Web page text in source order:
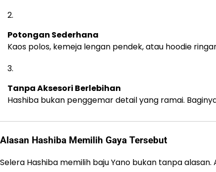
Potongan Sederhana
Kaos polos, kemeja lengan pendek, atau hoodie
Tanpa Aksesori Berlebihan
Hashiba bukan penggemar detail yang ramai.
Alasan Hashiba Memilih Gaya Tersebut
Selera Hashiba memilih baju Yano bukan tanpa